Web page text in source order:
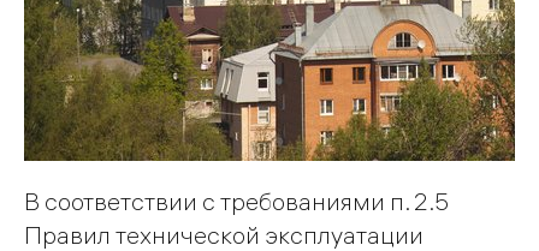
В соответствии с требованиями п. 2.5
Правил технической эксплуатации